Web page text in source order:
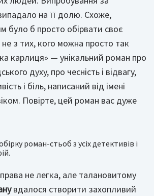
на її долю. Схоже,
було б просто обірвати своє
з тих, кого можна просто так
карлиця» — унікальний роман про
духу, про чесність і відвагу,
і біль, написаний від імені
Повірте, цей роман вас дуже
роман-стьоб з усіх детективів і
не легка, але талановитому
вдалося створити захопливий